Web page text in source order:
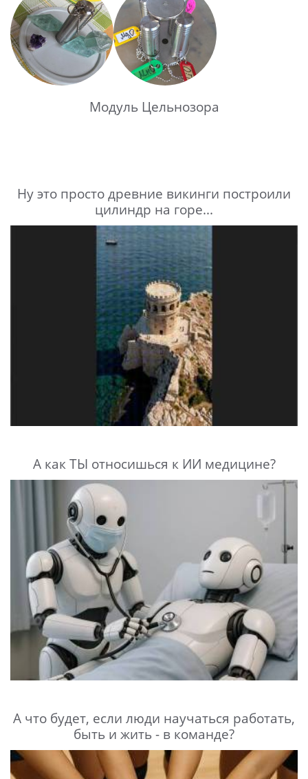
Модуль Цельнозора
Ну это просто древние викинги построили
цилиндр на горе...
А как ТЫ относишься к ИИ медицине?
А что будет, если люди научаться работать,
быть и жить - в команде?